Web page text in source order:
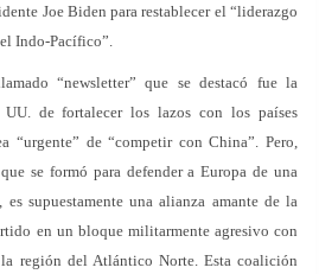
Joe Biden para restablecer el “liderazgo
Indo-Pacífico”.
“newsletter” que se destacó fue la
UU. de fortalecer los lazos con los países
“urgente” de “competir con China”. Pero,
se formó para defender a Europa de una
es supuestamente una alianza amante de la
en un bloque militarmente agresivo con
región del Atlántico Norte. Esta coalición